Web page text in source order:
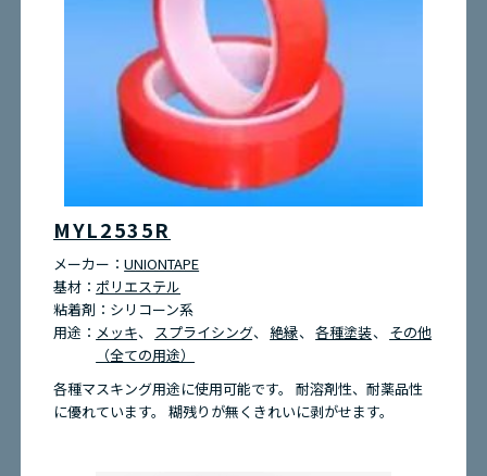
MYL2535R
メーカー：UNIONTAPE
基材： ポリエステル
粘着剤： シリコーン系
用途： メッキ スプライシング 絶縁 各種塗装
その他
（全ての用途）
各種マスキング用途に使用可能です。 耐溶剤性、耐薬品性
に優れています。 糊残りが無くきれいに剥がせます。